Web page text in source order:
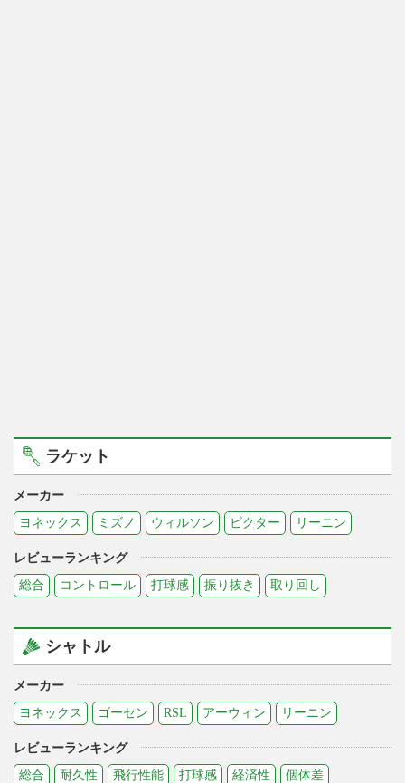
ラケット
メーカー
ヨネックス
ミズノ ウィルソン ビクター リーニン
レビューランキング
総合
コントロール 打球感 振り抜き 取り回し
シャトル
メーカー
ヨネックス
ゴーセン RSL アーウィン リーニン
レビューランキング
総合
耐久性 飛行性能 打球感 経済性 個体差